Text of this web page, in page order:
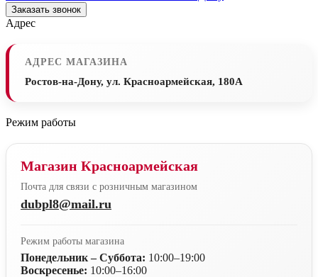
Заказать звонок
Адрес
АДРЕС МАГАЗИНА
Ростов-на-Дону, ул. Красноармейская, 180А
Режим работы
Магазин Красноармейская
Почта для связи с розничным магазином
dubpl8@mail.ru
Режим работы магазина
Понедельник – Суббота: 10:00–19:00
Воскресенье: 10:00–16:00